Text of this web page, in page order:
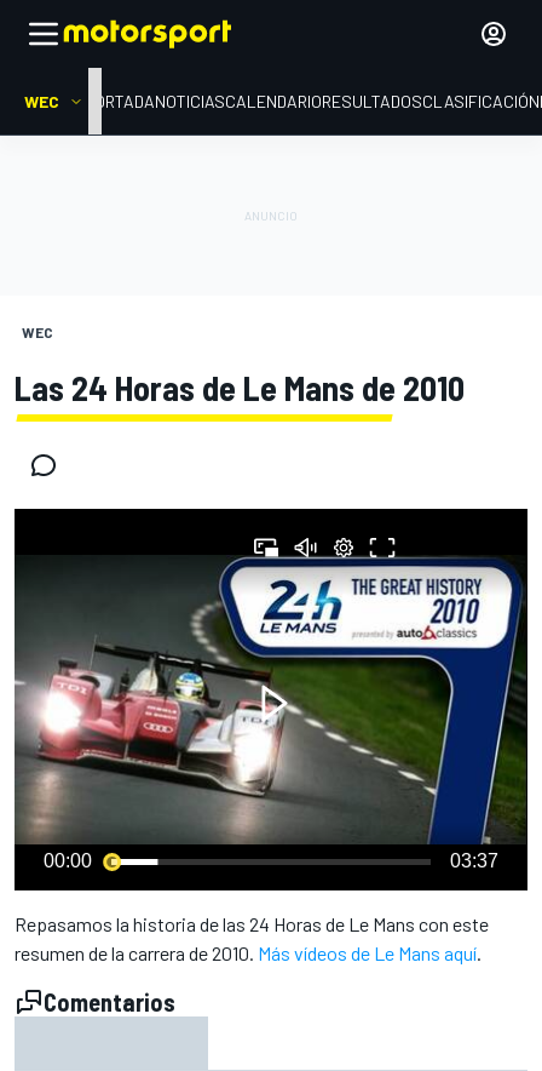
WEC PORTADANOTICIASCALENDARIORESULTADOSCLASIFICACIÓN
WEC
Las 24 Horas de Le Mans de 2010
00:00 03:37
Repasamos la historia de las 24 Horas de Le Mans con este
resumen de la carrera de 2010. Más vídeos de Le Mans aquí.
Comentarios